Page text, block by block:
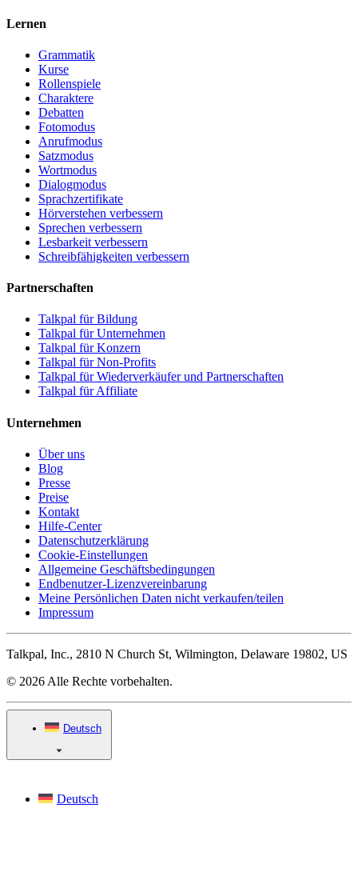
Lernen
Grammatik
Kurse
Rollenspiele
Charaktere
Debatten
Fotomodus
Anrufmodus
Satzmodus
Wortmodus
Dialogmodus
Sprachzertifikate
Hörverstehen verbessern
Sprechen verbessern
Lesbarkeit verbessern
Schreibfähigkeiten verbessern
Partnerschaften
Talkpal für Bildung
Talkpal für Unternehmen
Talkpal für Konzern
Talkpal für Non-Profits
Talkpal für Wiederverkäufer und Partnerschaften
Talkpal für Affiliate
Unternehmen
Über uns
Blog
Presse
Preise
Kontakt
Hilfe-Center
Datenschutzerklärung
Cookie-Einstellungen
Allgemeine Geschäftsbedingungen
Endbenutzer-Lizenzvereinbarung
Meine Persönlichen Daten nicht verkaufen/teilen
Impressum
Talkpal, Inc., 2810 N Church St, Wilmington, Delaware 19802, US
© 2026 Alle Rechte vorbehalten.
Deutsch
Deutsch